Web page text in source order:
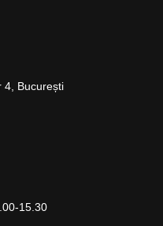
4, București
15.30